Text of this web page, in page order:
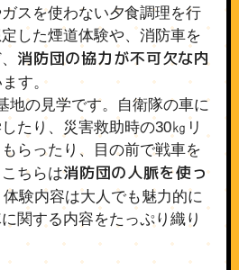
スを使わない夕食調理を行
した煙道体験や、消防車を
消防団の協力が不可欠な内
す。
地の見学です。自衛隊の車に
たり、災害救助時の30㎏リ
らったり、目の前で戦車を
ちらは消防団の人脈を使っ
体験内容は大人でも魅力的に
関する内容をたっぷり織り